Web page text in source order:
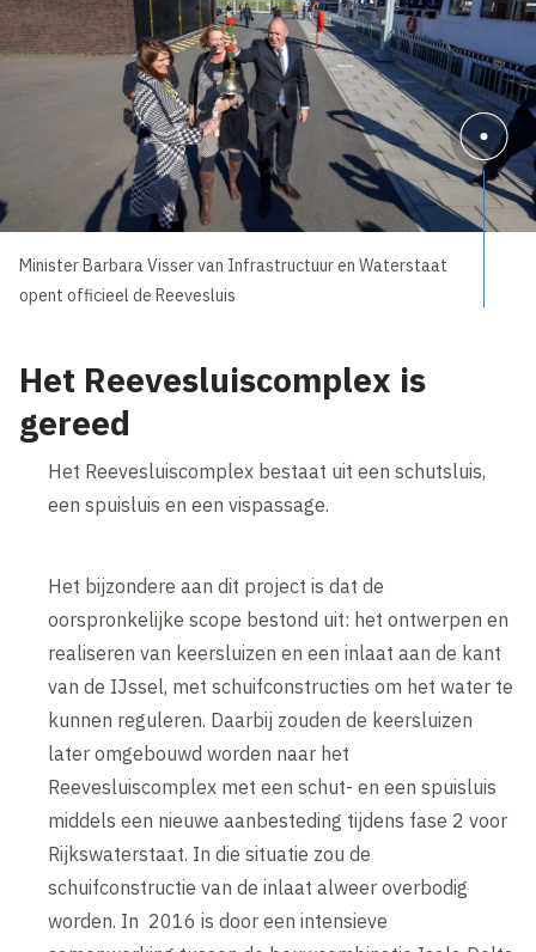
Minister Barbara Visser van Infrastructuur en Waterstaat
opent officieel de Reevesluis
Het Reevesluiscomplex is
gereed
Het Reevesluiscomplex bestaat uit een schutsluis,
een spuisluis en een vispassage.
Het bijzondere aan dit project is dat de
oorspronkelijke scope bestond uit: het ontwerpen en
realiseren van keersluizen en een inlaat aan de kant
van de IJssel, met schuifconstructies om het water te
kunnen reguleren. Daarbij zouden de keersluizen
later omgebouwd worden naar het
Reevesluiscomplex met een schut- en een spuisluis
middels een nieuwe aanbesteding tijdens fase 2 voor
Rijkswaterstaat. In die situatie zou de
schuifconstructie van de inlaat alweer overbodig
worden. In 2016 is door een intensieve